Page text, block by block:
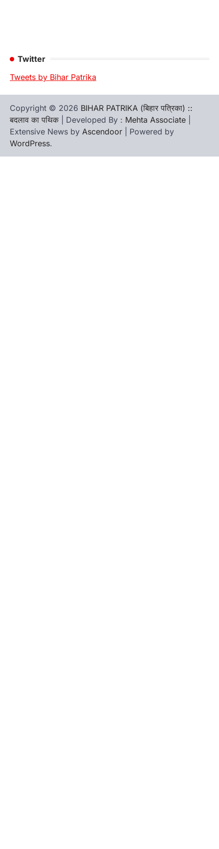
Twitter
Tweets by Bihar Patrika
Copyright © 2026 BIHAR PATRIKA (बिहार पत्रिका) ::
बदलाव का पथिक | Developed By : Mehta Associate
Extensive News by Ascendoor | Powered by
WordPress.